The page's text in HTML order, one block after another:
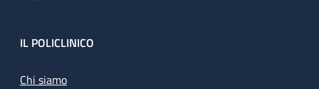
Footer
IL POLICLINICO
Chi siamo